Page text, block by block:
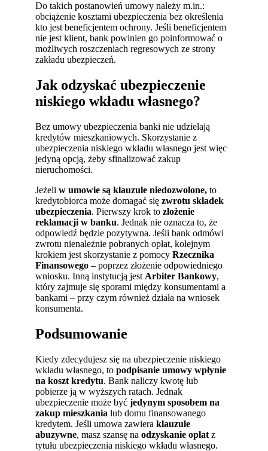
Do takich postanowień umowy należy m.in.:
obciążenie kosztami ubezpieczenia bez określenia
kto jest beneficjentem ochrony. Jeśli beneficjentem
nie jest klient, bank powinien go poinformować o
możliwych roszczeniach regresowych ze strony
zakładu ubezpieczeń.
Jak odzyskać ubezpieczenie
niskiego wkładu własnego?
Bez umowy ubezpieczenia banki nie udzielają
kredytów mieszkaniowych. Skorzystanie z
ubezpieczenia niskiego wkładu własnego jest więc
jedyną opcją, żeby sfinalizować zakup
nieruchomości.
Jeżeliw umowie są klauzule niedozwolone, to
kredytobiorca może domagać sięzwrotu składek
ubezpieczenia. Pierwszy krok tozłożenie
reklamacji w banku. Jednak nie oznacza to, że
odpowiedź będzie pozytywna. Jeśli bank odmówi
zwrotu nienależnie pobranych opłat, kolejnym
krokiem jest skorzystanie z pomocyRzecznika
Finansowego – poprzez złożenie odpowiedniego
wniosku. Inną instytucją jest Arbiter Bankowy,
który zajmuje się sporami między konsumentami a
bankami – przy czym również działa na wniosek
konsumenta.
Podsumowanie
Kiedy zdecydujesz się na ubezpieczenie niskiego
wkładu własnego, topodpisanie umowy wpłynie
na koszt kredytu. Bank naliczy kwotę lub
pobierze ją w wyższych ratach. Jednak
ubezpieczenie może byćjedynym sposobem na
zakup mieszkania lub domu finansowanego
kredytem. Jeśli umowa zawieraklauzule
abuzywne, masz szansę na odzyskanie opłatz
tytułu ubezpieczenia niskiego wkładu własnego.